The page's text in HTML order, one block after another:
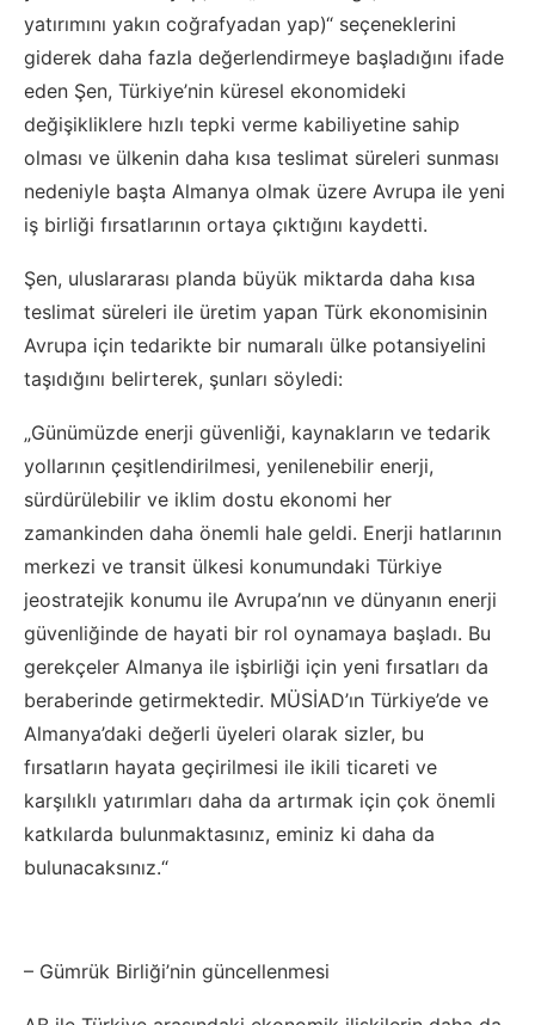
yatırımını yakın coğrafyadan yap)“ seçeneklerini
giderek daha fazla değerlendirmeye başladığını ifade
eden Şen, Türkiye’nin küresel ekonomideki
değişikliklere hızlı tepki verme kabiliyetine sahip
olması ve ülkenin daha kısa teslimat süreleri sunması
nedeniyle başta Almanya olmak üzere Avrupa ile yeni
iş birliği fırsatlarının ortaya çıktığını kaydetti.
Şen, uluslararası planda büyük miktarda daha kısa
teslimat süreleri ile üretim yapan Türk ekonomisinin
Avrupa için tedarikte bir numaralı ülke potansiyelini
taşıdığını belirterek, şunları söyledi:
„Günümüzde enerji güvenliği, kaynakların ve tedarik
yollarının çeşitlendirilmesi, yenilenebilir enerji,
sürdürülebilir ve iklim dostu ekonomi her
zamankinden daha önemli hale geldi. Enerji hatlarının
merkezi ve transit ülkesi konumundaki Türkiye
jeostratejik konumu ile Avrupa’nın ve dünyanın enerji
güvenliğinde de hayati bir rol oynamaya başladı. Bu
gerekçeler Almanya ile işbirliği için yeni fırsatları da
beraberinde getirmektedir. MÜSİAD’ın Türkiye’de ve
Almanya’daki değerli üyeleri olarak sizler, bu
fırsatların hayata geçirilmesi ile ikili ticareti ve
karşılıklı yatırımları daha da artırmak için çok önemli
katkılarda bulunmaktasınız, eminiz ki daha da
bulunacaksınız.“
– Gümrük Birliği’nin güncellenmesi